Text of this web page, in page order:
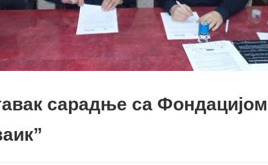
сарадње са Фондацијом